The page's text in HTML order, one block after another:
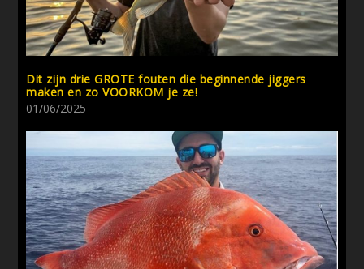
Dit zijn drie GROTE fouten die beginnende jiggers
maken en zo VOORKOM je ze!
01/06/2025